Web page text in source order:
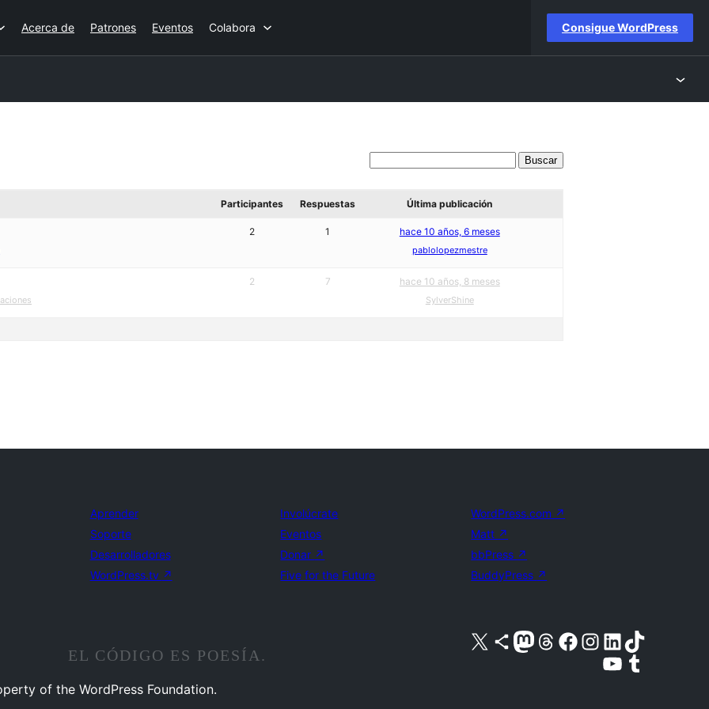
Acerca de Patrones Eventos Colabora Consigue WordPress
Participantes Respuestas Última publicación
2 1 hace 10 años, 6 meses
pablolopezmestre
2 7 hace 10 años, 8 meses
SylverShine
Aprender
Soporte
Desarrolladores
WordPress.tv ↗
Involúcrate
Eventos
Donar ↗
Five for the Future
WordPress.com ↗
Matt ↗
bbPress ↗
BuddyPress ↗
Visita nuestra cuenta de X (anteriormente Twitter)
Visita nuestra cuenta de Bluesky
Visita nuestra cuenta de Mastodon
Visita nuestra cuenta de Threads
Visita nuestra página de Facebook
Visita nuestra cuenta de Instagram
Visita nuestra cuenta de LinkedIn
Visita nuestra cuenta de TikTok
Visita nuestro canal de YouTube
Visita nuestra cuenta de Tumblr
EL CÓDIGO ES POESÍA.
of the WordPress Foundation.